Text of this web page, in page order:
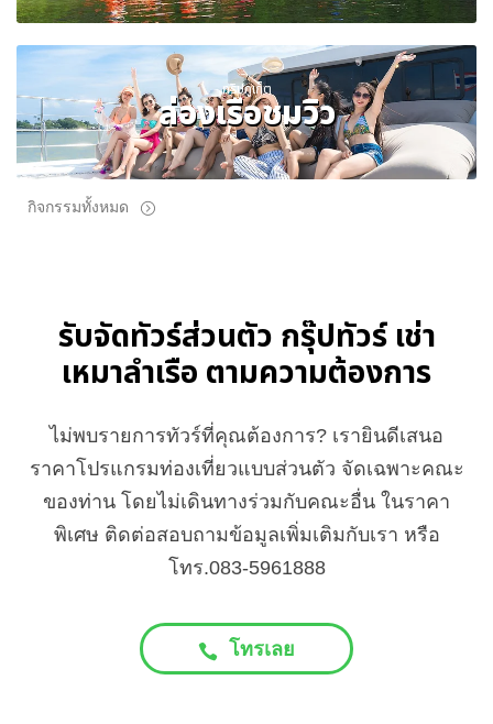
ทริปภูเก็ต
ล่องเรือชมวิว
กิจกรรมทั้งหมด
รับจัดทัวร์ส่วนตัว กรุ๊ปทัวร์ เช่า
เหมาลำเรือ ตามความต้องการ
ไม่พบรายการทัวร์ที่คุณต้องการ? เรายินดีเสนอ
ราคาโปรแกรมท่องเที่ยวแบบส่วนตัว จัดเฉพาะคณะ
ของท่าน โดยไม่เดินทางร่วมกับคณะอื่น ในราคา
พิเศษ ติดต่อสอบถามข้อมูลเพิ่มเติมกับเรา หรือ
โทร.083-5961888
โทรเลย